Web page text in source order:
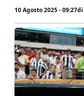
10 Agosto 2025 - 09:27di